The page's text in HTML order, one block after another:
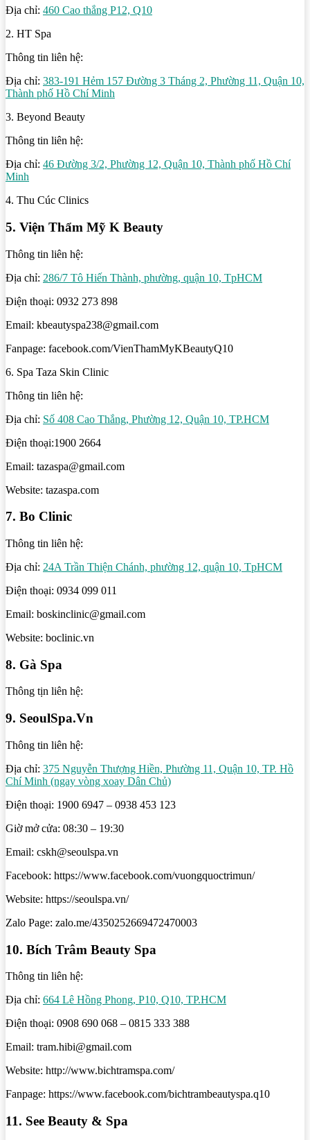
Địa chỉ: 460 Cao thắng P12, Q10
2. HT Spa
Thông tin liên hệ:
Địa chỉ: 383-191 Hẻm 157 Đường 3 Tháng 2, Phường 11, Quận 10,
Thành phố Hồ Chí Minh
3. Beyond Beauty
Thông tin liên hệ:
Địa chỉ: 46 Đường 3/2, Phường 12, Quận 10, Thành phố Hồ Chí
Minh
4. Thu Cúc Clinics
5. Viện Thẩm Mỹ K Beauty
Thông tin liên hệ:
Địa chỉ: 286/7 Tô Hiến Thành, phường, quận 10, TpHCM
Điện thoại: 0932 273 898
Email: kbeautyspa238@gmail.com
Fanpage: facebook.com/VienThamMyKBeautyQ10
6. Spa Taza Skin Clinic
Thông tin liên hệ:
Địa chỉ: Số 408 Cao Thắng, Phường 12, Quận 10, TP.HCM
Điện thoại:1900 2664
Email: tazaspa@gmail.com
Website: tazaspa.com
7. Bo Clinic
Thông tin liên hệ:
Địa chỉ: 24A Trần Thiện Chánh, phường 12, quận 10, TpHCM
Điện thoại: 0934 099 011
Email: boskinclinic@gmail.com
Website: boclinic.vn
8. Gà Spa
Thông tịn liên hệ:
9. SeoulSpa.Vn
Thông tin liên hệ:
Địa chỉ: 375 Nguyễn Thượng Hiền, Phường 11, Quận 10, TP. Hồ
Chí Minh (ngay vòng xoay Dân Chủ)
Điện thoại: 1900 6947 – 0938 453 123
Giờ mở cửa: 08:30 – 19:30
Email: cskh@seoulspa.vn
Facebook: https://www.facebook.com/vuongquoctrimun/
Website: https://seoulspa.vn/
Zalo Page: zalo.me/4350252669472470003
10. Bích Trâm Beauty Spa
Thông tin liên hệ:
Địa chỉ: 664 Lê Hồng Phong, P10, Q10, TP.HCM
Điện thoại: 0908 690 068 – 0815 333 388
Email: tram.hibi@gmail.com
Website: http://www.bichtramspa.com/
Fanpage: https://www.facebook.com/bichtrambeautyspa.q10
11. See Beauty & Spa